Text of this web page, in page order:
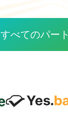
すべてのパー